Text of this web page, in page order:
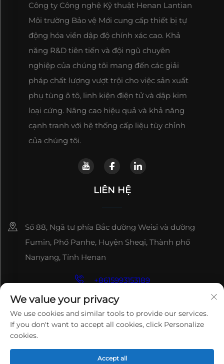
Công ty Công nghệ Kỹ thuật Henan Lantian
Môi trường Bảo vệ Mới cung cấp thiết bị tự
động hóa viền dập độ chính xác cao. Khả
năng R&D tiên tiến và đội ngũ chuyên
nghiệp của chúng tôi mang đến các giải
pháp chất lượng vượt trội cho việc sản xuất
phụ tùng ô tô, linh kiện điện tử và dập kim
loại cứng. Nâng cao hiệu quả và khả năng
cạnh tranh với hệ thống cấp liệu tùy chỉnh
của chúng tôi.
LIÊN HỆ
Số 88, Ngã tư phía Bắc đường Weisi và đường
Fumin, Phố Panhe, Huyện Sheqi, Thành phố
Nanyang, Tỉnh Henan
+8615993153189
+86-13137795975
[email protected]
Bản quyền © 2025 HENAN LANTIAN NEW
TECHNOLOGY CO., LTD. Tất cả các quyền được bảo lưu.
We value your privacy
We use cookies and similar tools to provide our services.
If you don't want to accept all cookies, click Personalize
cookies.
Accept all